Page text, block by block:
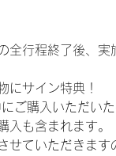
行程終了後、実
サイン特典！
ご購入いただい
入も含まれます。
せていただきま